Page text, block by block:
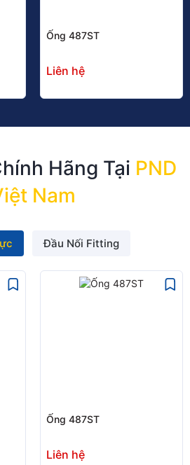
Ống 487ST
Liên hệ
Hãng Tại PND
Nam
Đầu Nối Fitting
Ống 487ST
Liên hệ